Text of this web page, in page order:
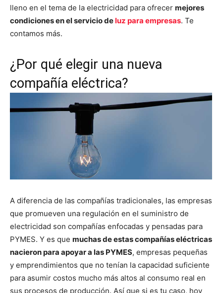
lleno en el tema de la electricidad para ofrecer mejores
condiciones en el servicio deluz para empresas. Te
contamos más.
¿Por qué elegir una nueva
compañía eléctrica?
A diferencia de las compañías tradicionales, las empresas
que promueven una regulación en el suministro de
electricidad son compañías enfocadas y pensadas para
PYMES. Y es que muchas de estas compañías eléctricas
nacieron para apoyar a las PYMES, empresas pequeñas
y emprendimientos que no tenían la capacidad suficiente
para asumir costos mucho más altos al consumo real en
sus procesos de producción. Así que si es tu caso, hoy